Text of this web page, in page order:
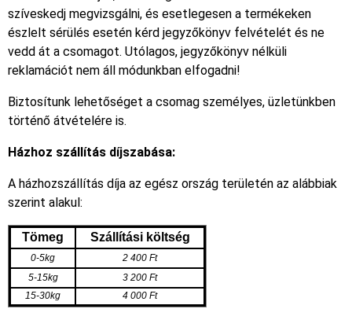
szíveskedj megvizsgálni, és esetlegesen a termékeken
észlelt sérülés esetén kérd jegyzőkönyv felvételét és ne
vedd át a csomagot. Utólagos, jegyzőkönyv nélküli
reklamációt nem áll módunkban elfogadni!
Biztosítunk lehetőséget a csomag személyes, üzletünkben
történő átvételére is.
Házhoz szállítás díjszabása:
A házhozszállítás díja az egész ország területén az alábbiak
szerint alakul:
Tömeg Szállítási költség
0-5kg
2 400 Ft
5-15kg
3 200 Ft
15-30kg
4 000 Ft